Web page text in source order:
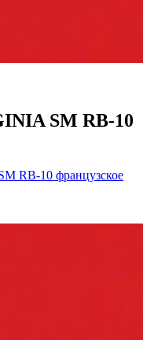
SM RB-10